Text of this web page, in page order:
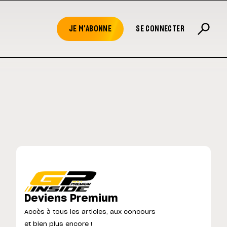
JE M'ABONNE SE CONNECTER
Deviens Premium
Accès à tous les articles, aux concours
et bien plus encore !